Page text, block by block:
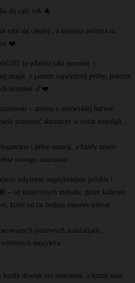
się cały rok 🎄
robi się cieplej , a muzyka porusza to,
❤️
to właśnie taki moment ✨
magii z jazzem najwyższej próby, pełnym
brzmień 🎷❤️
– artysta o niezwykłej barwie
przenieść słuchaczy w świat nostalgii ,
i pełne emocji, a każdy utwór
nowego znaczenia
usłyszysz najpiękniejsze polskie i
– od klasycznych melodii, przez kultowe
które od lat budują zimowy klimat
jazzowych aranżacjach ,
muzyków
dźwięk ma znaczenie, a każda nuta